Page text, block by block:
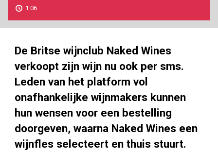
25T14:29:00
2017-
05-
1:06
De Britse wijnclub Naked Wines
verkoopt zijn wijn nu ook per sms.
Leden van het platform vol
onafhankelijke wijnmakers kunnen
hun wensen voor een bestelling
doorgeven, waarna Naked Wines een
wijnfles selecteert en thuis stuurt.